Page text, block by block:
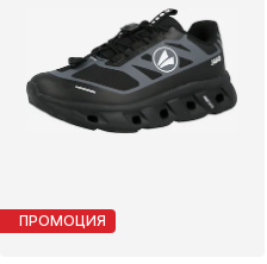
ПРОМОЦИЯ